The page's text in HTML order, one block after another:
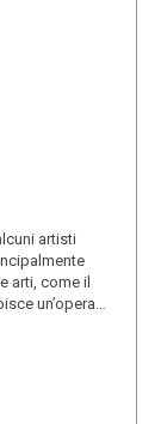
artisti
arti, come il
un’opera…